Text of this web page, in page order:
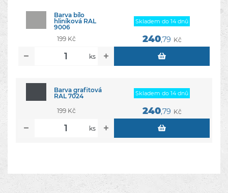
Barva bílo
hliníková RAL
9006
Skladem do 14 dnů
199 Kč 240,79 Kč
ks
Barva grafitová
RAL 7024
Skladem do 14 dnů
199 Kč 240,79 Kč
ks